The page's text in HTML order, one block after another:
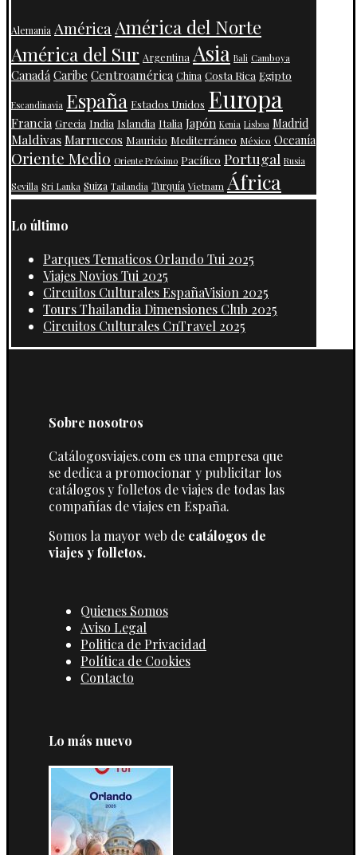
Alemania AméricaAmérica del Norte
América del Sur Argentina Asia Bali Camboya
Canadá Caribe Centroamérica China Costa Rica Egipto
Escandinavia España Estados Unidos Europa
Francia Grecia India Islandia Italia Japón Kenia Lisboa Madrid
Maldivas Marruecos Mauricio Mediterráneo México Oceanía
Oriente Medio Oriente Próximo Pacífico Portugal Rusia
Sevilla Sri Lanka Suiza Tailandia Turquía Vietnam África
Lo último
Parques Tematicos Orlando Tui 2025
Viajes Novios Tui 2025
Circuitos Culturales EspañaVision 2025
Tours Thailandia Dimensiones Club 2025
Circuitos Culturales CnTravel 2025
Sobre nosotros
Catálogosviajes.com es una empresa que
se dedica a promocionar y publicitar los
catálogos y folletos de viajes de todas las
compañías de viajes en España.
Somos la mayor web de catálogos de
viajes y folletos.
Quienes Somos
Aviso Legal
Politica de Privacidad
Política de Cookies
Contacto
Lo más nuevo